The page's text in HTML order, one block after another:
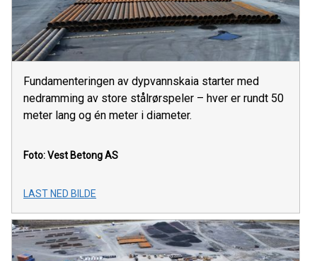
Fundamenteringen av dypvannskaia starter med
nedramming av store stålrørspeler – hver er rundt 50
meter lang og én meter i diameter.
Foto: Vest Betong AS
LAST NED BILDE